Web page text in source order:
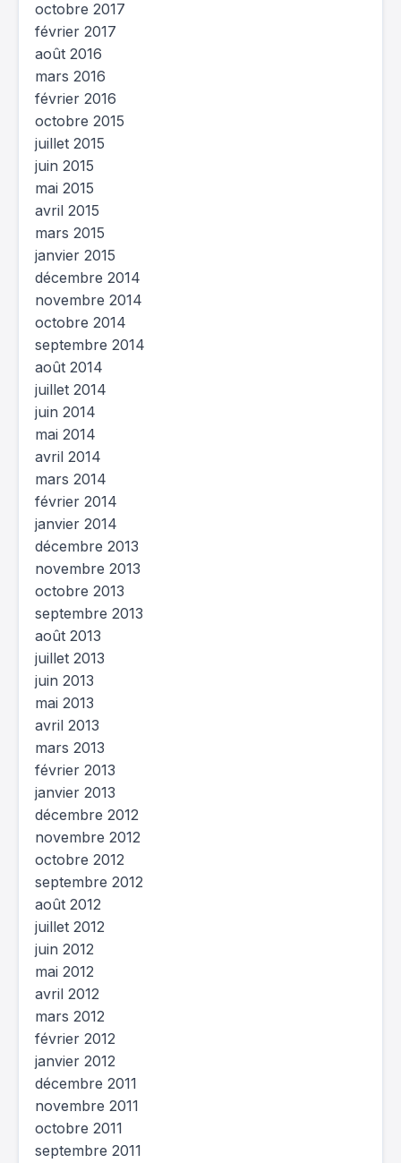
octobre 2017
février 2017
août 2016
mars 2016
février 2016
octobre 2015
juillet 2015
juin 2015
mai 2015
avril 2015
mars 2015
janvier 2015
décembre 2014
novembre 2014
octobre 2014
septembre 2014
août 2014
juillet 2014
juin 2014
mai 2014
avril 2014
mars 2014
février 2014
janvier 2014
décembre 2013
novembre 2013
octobre 2013
septembre 2013
août 2013
juillet 2013
juin 2013
mai 2013
avril 2013
mars 2013
février 2013
janvier 2013
décembre 2012
novembre 2012
octobre 2012
septembre 2012
août 2012
juillet 2012
juin 2012
mai 2012
avril 2012
mars 2012
février 2012
janvier 2012
décembre 2011
novembre 2011
octobre 2011
septembre 2011